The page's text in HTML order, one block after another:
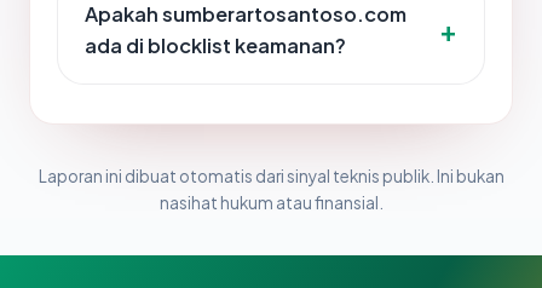
Apakah sumberartosantoso.com
ada di blocklist keamanan?
Laporan ini dibuat otomatis dari sinyal teknis publik. Ini bukan
nasihat hukum atau finansial.